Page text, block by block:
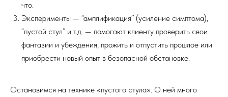
что.
Эксперименты — “амплификация” (усиление симптома),
“пустой стул” и т.д. — помогают клиенту проверить свои
фантазии и убеждения, прожить и отпустить прошлое или
приобрести новый опыт в безопасной обстановке.
Остановимся на технике «пустого стула». О ней много